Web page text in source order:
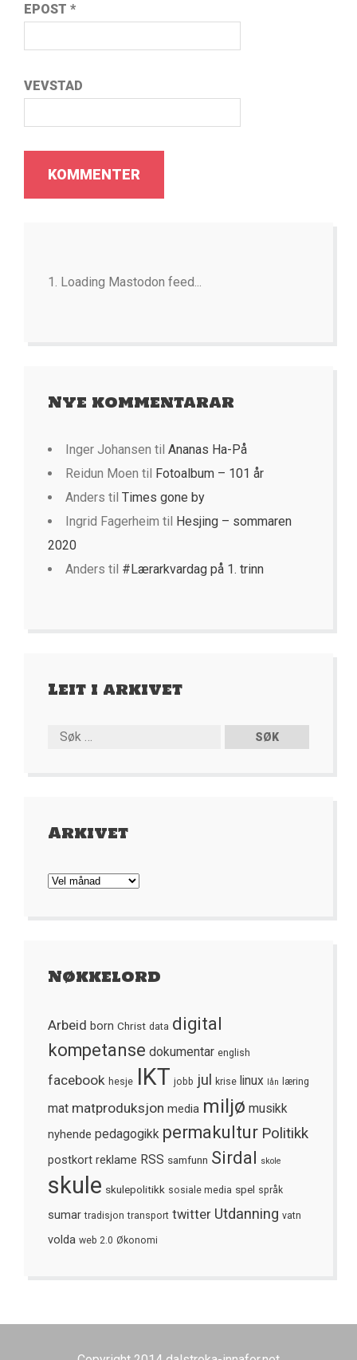
EPOST *
VEVSTAD
Loading Mastodon feed...
Nye kommentarar
Inger Johansen til Ananas Ha-På
Reidun Moen til Fotoalbum – 101 år
Anders til Times gone by
Ingrid Fagerheim til Hesjing – sommaren
2020
Anders til #Lærarkvardag på 1. trinn
Leit i arkivet
Arkivet
Arkivet
Nøkkelord
Arbeid born Christ data digital
kompetanse dokumentar english
facebook hesje IKT jobb jul krise linux lån læring
mat matproduksjon media miljø musikk
nyhende pedagogikk permakultur Politikk
postkort reklame RSS samfunn Sirdal skole
skule skulepolitikk sosiale media spel språk
sumar tradisjon transport twitter Utdanning vatn
volda web 2.0 Økonomi